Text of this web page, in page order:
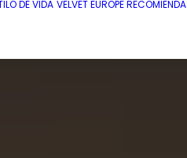
DE VIDA VELVET EUROPE RECOMIENDA